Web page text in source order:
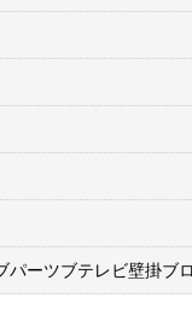
ーツブテレビ壁掛ブ